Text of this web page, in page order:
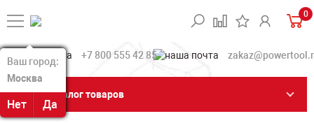
Ваш город:
Москва
Нет Да
Ваш город:
Москва
Нет Да
0
+7 800 555 42 85
Каталог товаров